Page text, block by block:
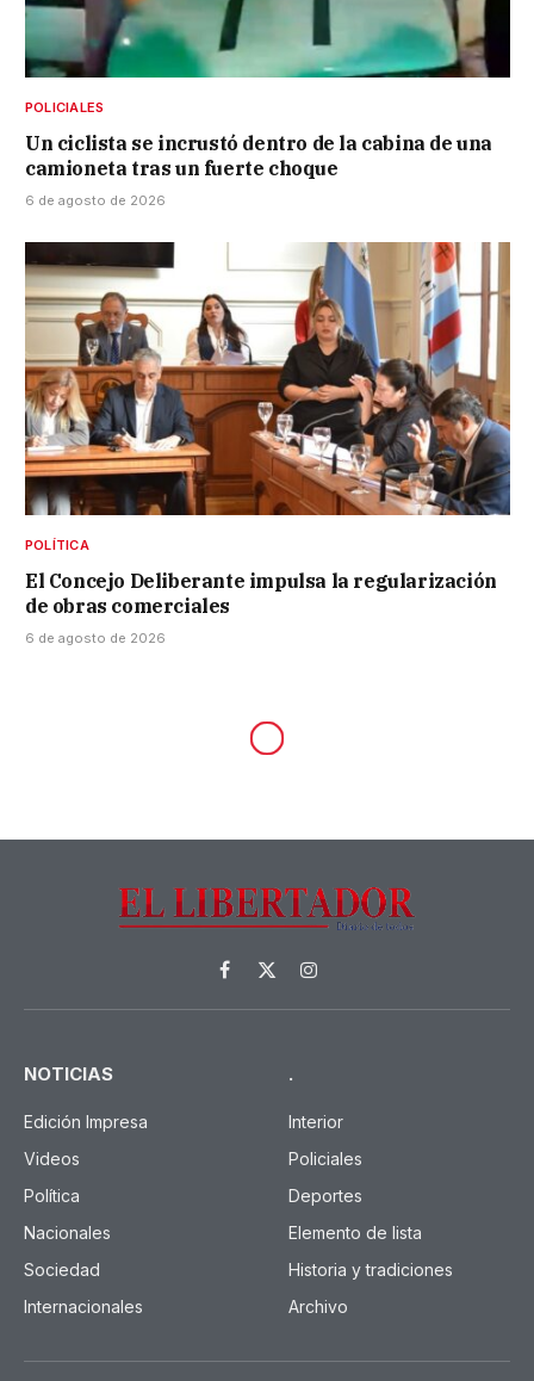
POLICIALES
Un ciclista se incrustó dentro de la cabina de una
camioneta tras un fuerte choque
6 de agosto de 2026
POLÍTICA
El Concejo Deliberante impulsa la regularización
de obras comerciales
6 de agosto de 2026
Facebook
X
(Twitter)
Instagram
NOTICIAS
Edición Impresa
Videos
Política
Nacionales
Sociedad
Internacionales
.
Interior
Policiales
Deportes
Elemento de lista
Historia y tradiciones
Archivo